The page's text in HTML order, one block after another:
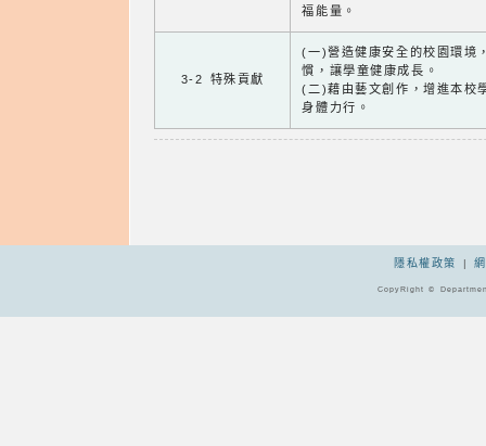
福能量。
3-2 特殊貢獻
(一)營造健康安全的校園環境
慣，讓學童健康成長。
(二)藉由藝文創作，增進本校
身體力行。
隱私權政策 |
CopyRight ©